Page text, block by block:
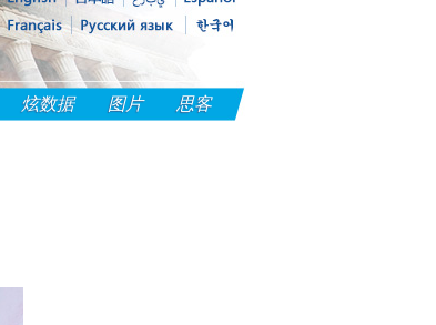
炫数据 图片 思客